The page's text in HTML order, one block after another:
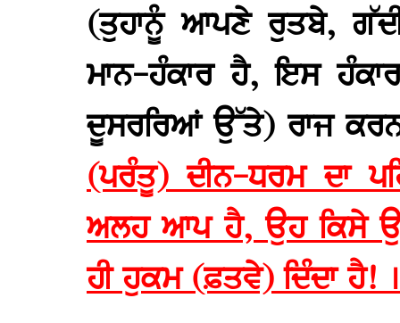
(ਤੁਹਾਨੂੰ ਆਪਣੇ ਰੁਤਬੇ,
ਮਾਨ-ਹੰਕਾਰ ਹੈ, ਇਸ
ਦੂਸਰਰਿਆਂ ਉੱਤੇ) ਰਾਜ
(ਪਰੰਤੂ) ਦੀਨ-ਧਰਮ ਦਾ
ਅਲਹ ਆਪ ਹੈ, ਉਹ ਕਿਸੇ
ਹੀ ਹੁਕਮ (ਫ਼ਤਵੇ) ਦਿੰਦਾ ਹੈ!